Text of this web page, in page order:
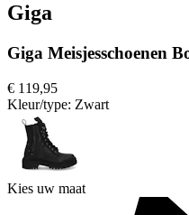
Giga
Giga Meisjesschoenen
€ 119,95
Kleur/type: Zwart
Kies uw maat